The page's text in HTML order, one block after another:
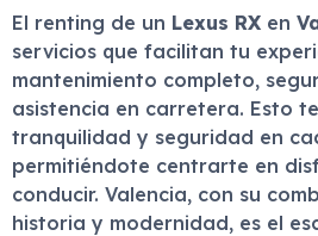
El renting de un Lexus RX en
servicios que facilitan tu
mantenimiento completo,
asistencia en carretera. Esto
tranquilidad y seguridad en
permitiéndote centrarte en
conducir. Valencia, con su
historia y modernidad, es el